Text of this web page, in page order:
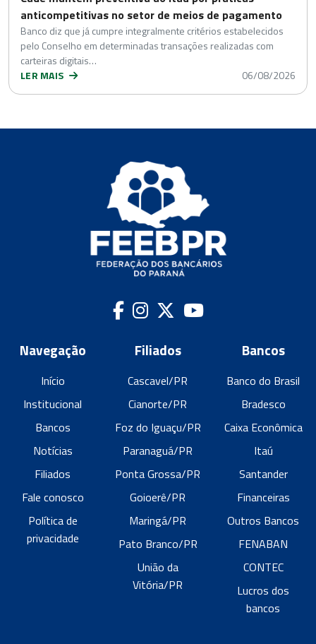
anticompetitivas no setor de meios de pagamento
Banco diz que já cumpre integralmente critérios estabelecidos
pelo Conselho em determinadas transações realizadas com
carteiras digitais…
LER MAIS
06/08/2026
Navegação
Início
Institucional
Bancos
Notícias
Filiados
Fale conosco
Política de
privacidade
Filiados
Cascavel/PR
Cianorte/PR
Foz do Iguaçu/PR
Paranaguá/PR
Ponta Grossa/PR
Goioerê/PR
Maringá/PR
Pato Branco/PR
União da
Vitória/PR
Bancos
Banco do Brasil
Bradesco
Caixa Econômica
Itaú
Santander
Financeiras
Outros Bancos
FENABAN
CONTEC
Lucros dos
bancos